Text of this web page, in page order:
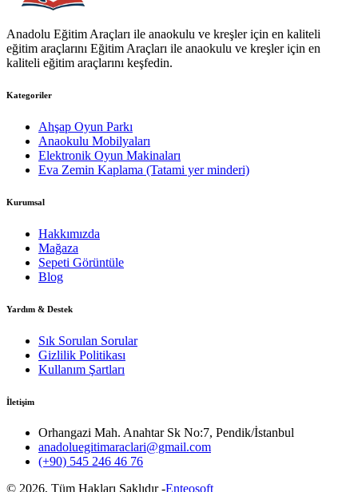
Anadolu Eğitim Araçları ile anaokulu ve kreşler için en kaliteli
eğitim araçlarını Eğitim Araçları ile anaokulu ve kreşler için en
kaliteli eğitim araçlarını keşfedin.
Kategoriler
Ahşap Oyun Parkı
Anaokulu Mobilyaları
Elektronik Oyun Makinaları
Eva Zemin Kaplama (Tatami yer minderi)
Kurumsal
Hakkımızda
Mağaza
Sepeti Görüntüle
Blog
Yardım & Destek
Sık Sorulan Sorular
Gizlilik Politikası
Kullanım Şartları
İletişim
Orhangazi Mah. Anahtar Sk No:7, Pendik/İstanbul
anadoluegitimaraclari@gmail.com
(+90) 545 246 46 76
© 2026, Tüm Hakları Saklıdır -Enteosoft